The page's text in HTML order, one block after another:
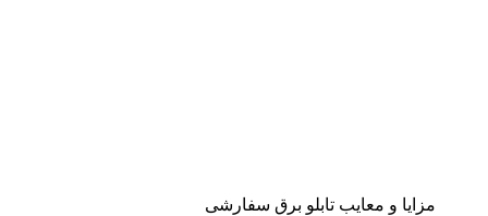
مزایا و معایب تابلو برق سفارشی